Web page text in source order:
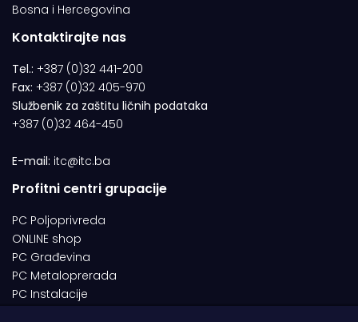
Bosna i Hercegovina
Kontaktirajte nas
Tel.: +387 (0)32 441-200
Fax: +387 (0)32 405-970
Službenik za zaštitu ličnih podataka
+387 (0)32 464-450
E-mail: itc@itc.ba
Profitni centri grupacije
PC Poljoprivreda
ONLINE shop
PC Građevina
PC Metaloprerada
PC Instalacije